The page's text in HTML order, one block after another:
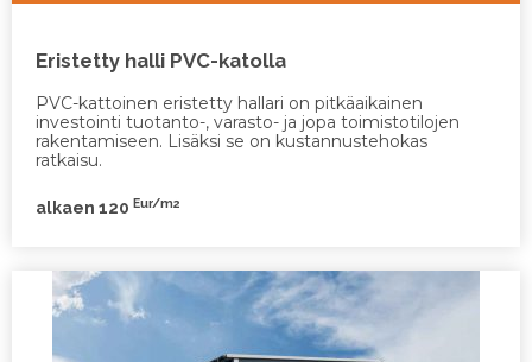
Eristetty halli PVC-katolla
PVC-kattoinen eristetty hallari on pitkäaikainen
investointi tuotanto-, varasto- ja jopa toimistotilojen
rakentamiseen. Lisäksi se on kustannustehokas
ratkaisu.
alkaen 120 Eur/m2